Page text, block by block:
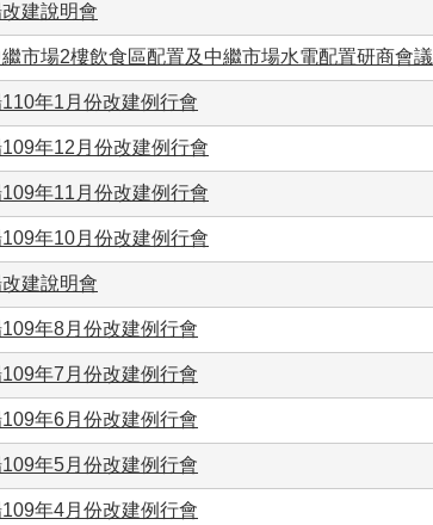
建說明會
市場2樓飲食區配置及中繼市場水電配置研商會議
年1月份改建例行會
年12月份改建例行會
年11月份改建例行會
年10月份改建例行會
建說明會
年8月份改建例行會
年7月份改建例行會
年6月份改建例行會
年5月份改建例行會
年4月份改建例行會